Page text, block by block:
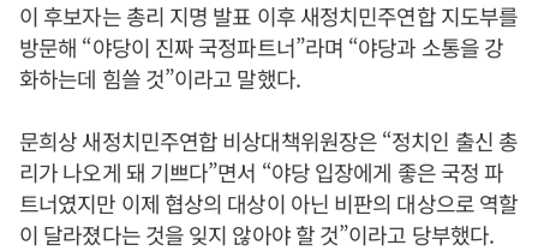
이 후보자는 총리 지명 발표 이후 새정치민주연합 지도부를
방문해 “야당이 진짜 국정파트너”라며 “야당과 소통을 강
화하는데 힘쓸 것”이라고 말했다.
문희상 새정치민주연합 비상대책위원장은 “정치인 출신 총
리가 나오게 돼 기쁘다”면서 “야당 입장에게 좋은 국정 파
트너였지만 이제 협상의 대상이 아닌 비판의 대상으로 역할
이 달라졌다는 것을 잊지 않아야 할 것”이라고 당부했다.